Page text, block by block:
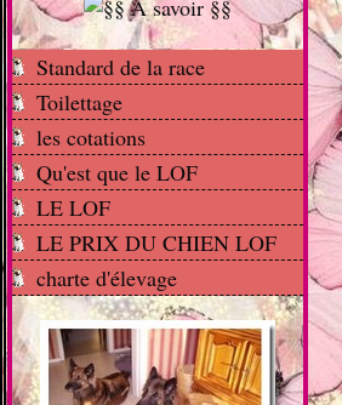
Standard de la race
Toilettage
les cotations
Qu'est que le LOF
LE LOF
LE PRIX DU CHIEN LOF
charte d'élevage